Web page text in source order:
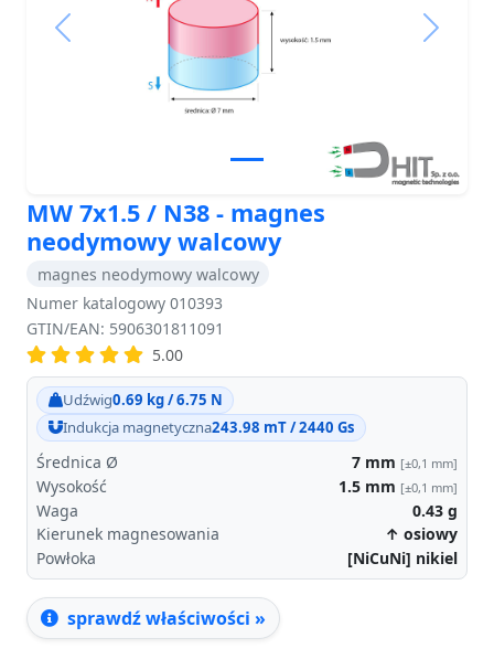
Previous Next
MW 7x1.5 / N38 - magnes
neodymowy walcowy
magnes neodymowy walcowy
Numer katalogowy 010393
GTIN/EAN: 5906301811091
5.00
Udźwig0.69 kg / 6.75 N
Indukcja magnetyczna243.98 mT / 2440 Gs
Średnica Ø 7 mm [±0,1 mm]
Wysokość 1.5 mm [±0,1 mm]
Waga 0.43 g
Kierunek magnesowania
↑ osiowy
Powłoka
[NiCuNi] nikiel
sprawdź właściwości »